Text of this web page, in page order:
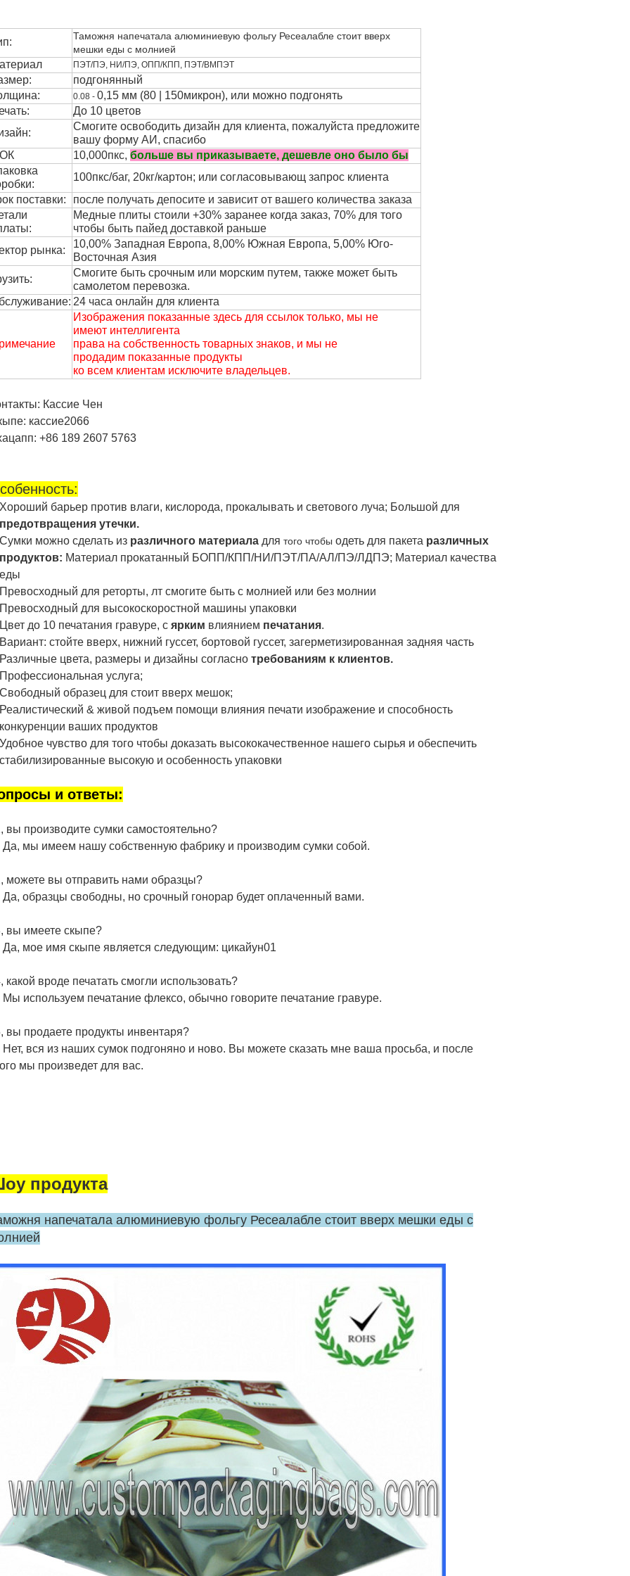
Таможня напечатала алюминиевую фольгу Ресеалабле стоит вверх
мешки еды с молнией
ПЭТ/ПЭ, НИ/ПЭ, ОПП/КПП, ПЭТ/ВМПЭТ
подгонянный
0.08 - 0,15 мм (80 | 150микрон), или можно подгонять
До 10 цветов
Смогите освободить дизайн для клиента, пожалуйста предложите
вашу форму АИ, спасибо
10,000пкс, больше вы приказываете, дешевле оно было бы
100пкс/баг, 20кг/картон; или согласовывающ запрос клиента
поставки:
после получать депосите и зависит от вашего количества заказа
Медные плиты стоили +30% заранее когда заказ, 70% для того
чтобы быть пайед доставкой раньше
рынка:
10,00% Западная Европа, 8,00% Южная Европа, 5,00% Юго-
Восточная Азия
Смогите быть срочным или морским путем, также может быть
самолетом перевозка.
24 часа онлайн для клиента
Изображения показанные здесь для ссылок только, мы не
имеют интеллигента
права на собственность товарных знаков, и мы не
продадим показанные продукты
ко всем клиентам исключите владельцев.
Кассие Чен
кассие2066
+86 189 2607 5763
Хороший барьер против влаги, кислорода, прокалывать и светового луча; Большой для
предотвращения утечки.
Сумки можно сделать из различного материала для того чтобы одеть для пакета различных
продуктов: Материал прокатанный БОПП/КПП/НИ/ПЭТ/ПА/АЛ/ПЭ/ЛДПЭ; Материал качества
еды
Превосходный для реторты, лт смогите быть с молнией или без молнии
Превосходный для высокоскоростной машины упаковки
Цвет до 10 печатания гравуре, с ярким влиянием печатания.
Вариант: стойте вверх, нижний гуссет, бортовой гуссет, загерметизированная задняя часть
Различные цвета, размеры и дизайны согласно требованиям к клиентов.
Профессиональная услуга;
Свободный образец для стоит вверх мешок;
Реалистический & живой подъем помощи влияния печати изображение и способность
конкуренции ваших продуктов
Удобное чувство для того чтобы доказать высококачественное нашего сырья и обеспечить
стабилизированные высокую и особенность упаковки
и ответы:
вы производите сумки самостоятельно?
Да, мы имеем нашу собственную фабрику и производим сумки собой.
можете вы отправить нами образцы?
Да, образцы свободны, но срочный гонорар будет оплаченный вами.
вы имеете скыпе?
Да, мое имя скыпе является следующим: цикайун01
какой вроде печатать смогли использовать?
Мы используем печатание флексо, обычно говорите печатание гравуре.
вы продаете продукты инвентаря?
Нет, вся из наших сумок подгоняно и ново. Вы можете сказать мне ваша просьба, и после
мы произведет для вас.
продукта
напечатала алюминиевую фольгу Ресеалабле стоит вверх мешки еды с